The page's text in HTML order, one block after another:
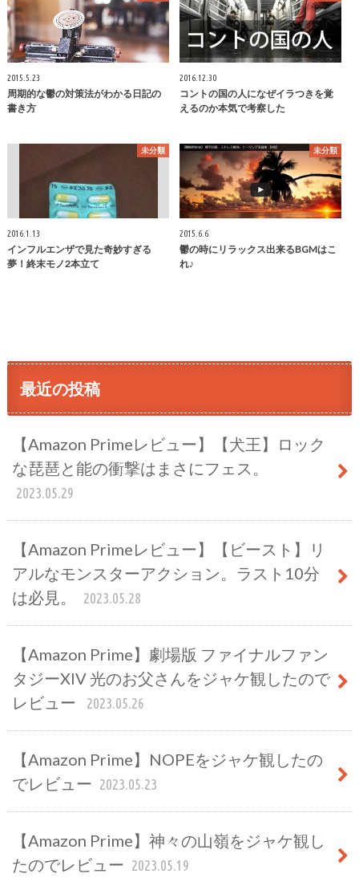
2015.5.23
周期的な鬱の対策法がわかる日記の
書き方
2016.12.30
コントの国の人になぜイラつきを覚
えるのか本気で考察した
未分類
2016.1.13
インフルエンザで見た奇妙すぎる
夢！終末モノ2本立て
未分類
2015.6.6
鬱の時にリラックス出来るBGMはこ
れ♪
最近の投稿
【Amazon Primeレビュー】【犬王】ロック
な琵琶と能の衝撃はまさにフェス。
2023.05.29
【Amazon Primeレビュー】【ビースト】リ
アルなモンスターアクション。ラスト10分
は必見。
2023.05.28
【Amazon Prime】劇場版 ファイナルファン
タジーXIV 光のお父さんをジャケ観したので
レビュー
2023.05.26
【Amazon Prime】NOPEをジャケ観したの
でレビュー 2023.05.23
【Amazon Prime】神々の山嶺をジャケ観し
たのでレビュー 2023.05.19